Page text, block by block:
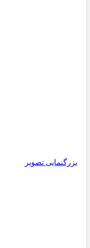
بزرگنمایی تصویر